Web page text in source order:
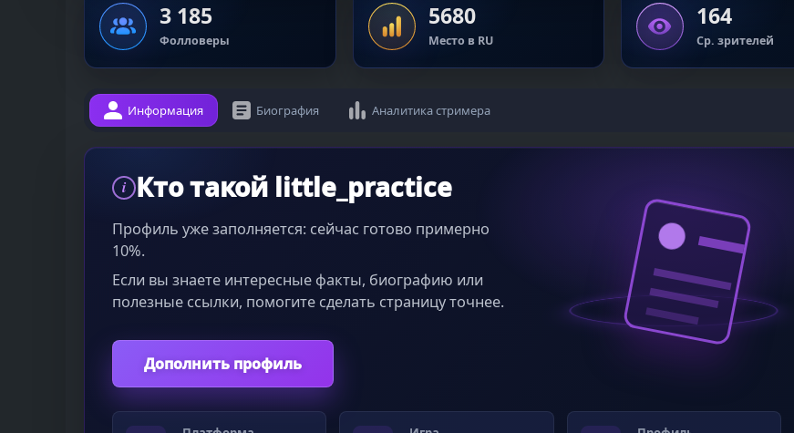
3 185
Фолловеры
5680
Место в RU
164
Ср. зрителей
Информация Биография Аналитика стримера
i Кто такой little_practice
Профиль уже заполняется: сейчас готово примерно
10%.
Если вы знаете интересные факты, биографию или
полезные ссылки, помогите сделать страницу точнее.
Дополнить профиль